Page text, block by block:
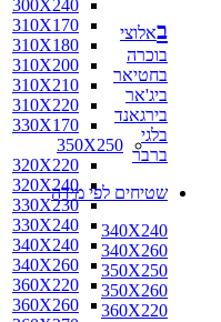
300X240
310X170
310X180
310X200
310X210
310X220
330X170
350X250
320X220
320X240
330X230
330X240
340X240
340X260
360X220
360X260
באלוצי
בוכרה
בחטיאר
ביג'אר
בירגאנד
בלגי
ברבר
שטיחים לפי מידה
340X240
340X260
350X250
350X260
360X220